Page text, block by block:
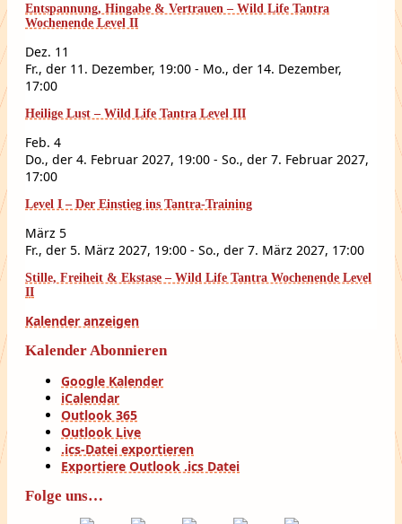
Entspannung, Hingabe & Vertrauen – Wild Life Tantra
Wochenende Level II
Dez. 11
Fr., der 11. Dezember, 19:00 - Mo., der 14. Dezember,
17:00
Heilige Lust – Wild Life Tantra Level III
Feb. 4
Do., der 4. Februar 2027, 19:00 - So., der 7. Februar 2027,
17:00
Level I – Der Einstieg ins Tantra-Training
März 5
Fr., der 5. März 2027, 19:00 - So., der 7. März 2027, 17:00
Stille, Freiheit & Ekstase – Wild Life Tantra Wochenende Level
II
Kalender anzeigen
Kalender Abonnieren
Google Kalender
iCalendar
Outlook 365
Outlook Live
.ics-Datei exportieren
Exportiere Outlook .ics Datei
Folge uns…